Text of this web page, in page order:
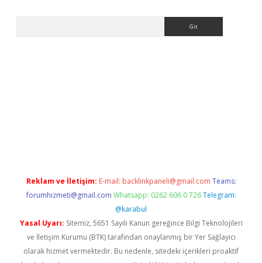
Reklam ve İletişim: E-mail: backlinkpaneli@gmail.com Teams:
forumhizmeti@gmail.com Whatsapp: 0262 606 0 726 Telegram:
@karabul
Yasal Uyarı: Sitemiz, 5651 Sayılı Kanun gereğince Bilgi Teknolojileri
ve İletişim Kurumu (BTK) tarafından onaylanmış bir Yer Sağlayıcı
olarak hizmet vermektedir. Bu nedenle, sitedeki içerikleri proaktif